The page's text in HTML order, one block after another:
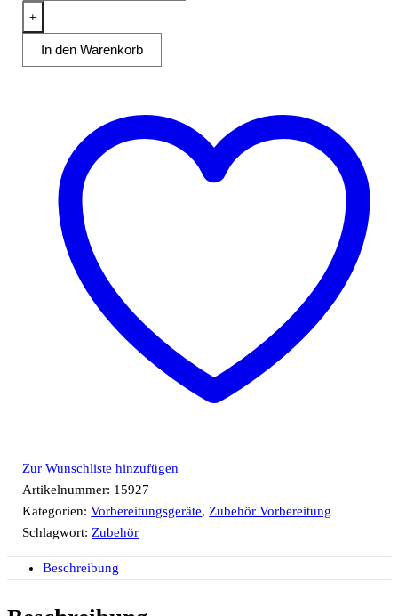
für
Nudelmaschine
1,5kg
+
In den Warenkorb
Zur Wunschliste hinzufügen
Artikelnummer: 15927
Kategorien:Vorbereitungsgeräte, Zubehör Vorbereitung
Schlagwort: Zubehör
Beschreibung